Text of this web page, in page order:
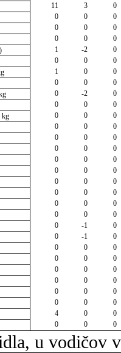
11 3
0
0 0
0
0 0
0
0 0
0
1 -2
0
0 0
0
1 0
0
0 0
0
0 -2
0
0 0
0
kg
0 0
0
0 0
0
0 0
0
0 0
0
0 0
0
0 0
0
0 0
0
0 0
0
0 0
0
0 0
0
0 -1
0
0 -1
0
0 0
0
0 0
0
0 0
0
0 0
0
0 0
0
0 0
0
4 0
0
0 0 0
u vodičov